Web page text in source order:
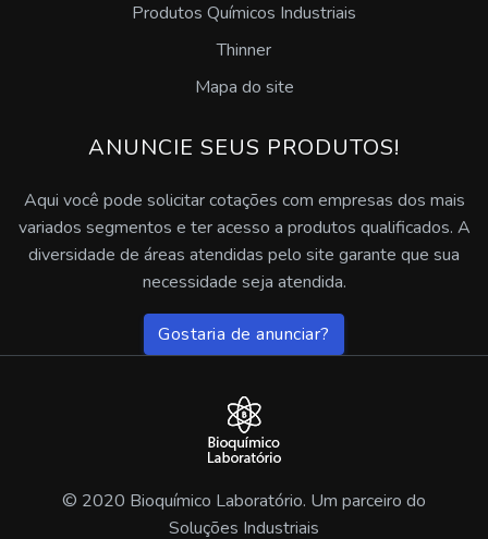
Desengraxante neutro
Desengraxante alcalino industrial
Desengraxante decapante e fosfatizante
Desengraxante alcalino para pisos
Desengraxante alcalino ação rápida
Fluido de corte solúvel para usinagem
Comprar fluidos protetivos para moldes
Produtos Químicos Industriais
Thinner
Mapa do site
ANUNCIE SEUS PRODUTOS!
Aqui você pode solicitar cotações com empresas dos mais
variados segmentos e ter acesso a produtos qualificados. A
diversidade de áreas atendidas pelo site garante que sua
necessidade seja atendida.
Gostaria de anunciar?
© 2020 Bioquímico Laboratório. Um parceiro do
Soluções Industriais